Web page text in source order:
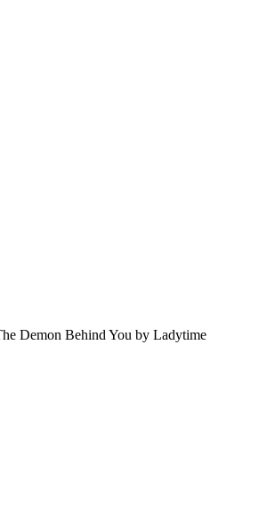
Demon Behind You by Ladytime